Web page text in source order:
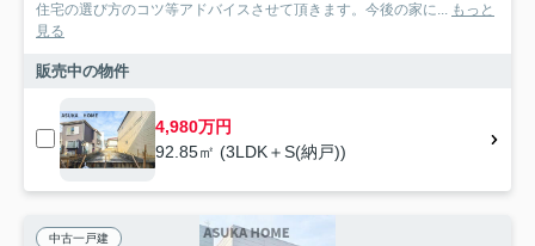
住宅の選び方のコツ等アドバイスさせて頂きます。今後の家に...
もっと
見る
販売中の物件
4,980万円
92.85㎡ (3LDK＋S(納戸))
中古一戸建